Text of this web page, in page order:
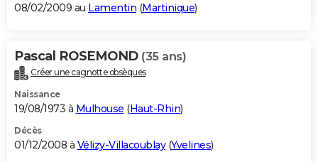
08/02/2009 au Lamentin (Martinique)
Pascal ROSEMOND (35 ans)
Créer une cagnotte obsèques
Naissance
19/08/1973 à Mulhouse (Haut-Rhin)
Décès
01/12/2008 à Vélizy-Villacoublay(Yvelines)